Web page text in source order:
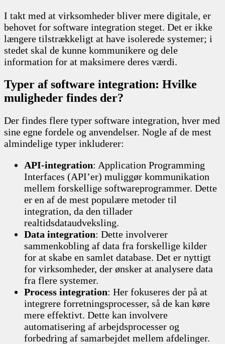
I takt med at virksomheder bliver mere digitale, er
behovet for software integration steget. Det er ikke
længere tilstrækkeligt at have isolerede systemer; i
stedet skal de kunne kommunikere og dele
information for at maksimere deres værdi.
Typer af software integration: Hvilke
muligheder findes der?
Der findes flere typer software integration, hver med
sine egne fordele og anvendelser. Nogle af de mest
almindelige typer inkluderer:
API-integration: Application Programming
Interfaces (API’er) muliggør kommunikation
mellem forskellige softwareprogrammer. Dette
er en af de mest populære metoder til
integration, da den tillader
realtidsdataudveksling.
Data integration: Dette involverer
sammenkobling af data fra forskellige kilder
for at skabe en samlet database. Det er nyttigt
for virksomheder, der ønsker at analysere data
fra flere systemer.
Process integration: Her fokuseres der på at
integrere forretningsprocesser, så de kan køre
mere effektivt. Dette kan involvere
automatisering af arbejdsprocesser og
forbedring af samarbejdet mellem afdelinger.